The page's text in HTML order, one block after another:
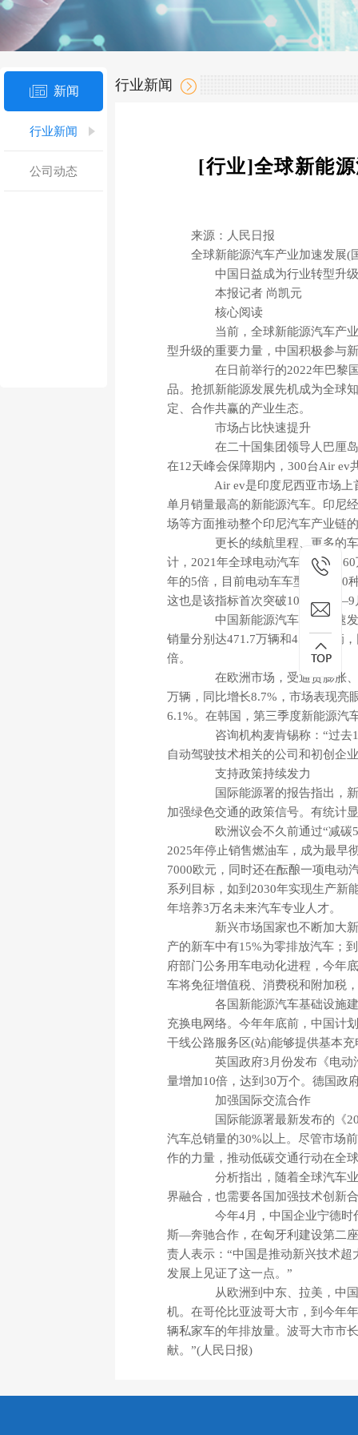
新闻
行业新闻
公司动态
行业新闻
[行业]全球新能
来源：人民日报
全球新能源汽车产业加速发展(
中国日益成为行业转型升级
本报记者 尚凯元
核心阅读
当前，全球新能源汽车产业
型升级的重要力量，中国积极参与
在日前举行的2022年巴黎国
品。抢抓新能源发展先机成为全球
定、合作共赢的产业生态。
市场占比快速提升
在二十国集团领导人巴厘岛
在12天峰会保障期内，300台Air ev
Air ev是印度尼西亚市场上首
单月销量最高的新能源汽车。印尼
场等方面推动整个印尼汽车产业链
更长的续航里程、更多的车
计，2021年全球电动汽车销量为
年的5倍，目前电动车车型约有450
这也是该指标首次突破100万；
中国新能源汽车产业快速发
销量分别达471.7万辆和456.7万辆
倍。
在欧洲市场，受通货膨胀、
万辆，同比增长8.7%，市场表现亮
6.1%。在韩国，第三季度新能源汽
咨询机构麦肯锡称：“过去
自动驾驶技术相关的公司和初创企
支持政策持续发力
国际能源署的报告指出，新
加强绿色交通的政策信号。有统计
欧洲议会不久前通过“减碳
2025年停止销售燃油车，成为最早
7000欧元，同时还在酝酿一项电动
系列目标，如到2030年实现生产新
年培养3万名未来汽车专业人才。
新兴市场国家也不断加大新
产的新车中有15%为零排放汽车；
府部门公务用车电动化进程，今年
车将免征增值税、消费税和附加税
各国新能源汽车基础设施建
充换电网络。今年年底前，中国计
干线公路服务区(站)能够提供基本充
英国政府3月份发布《电动汽
量增加10倍，达到30万个。德国政
加强国际交流合作
国际能源署最新发布的《
汽车总销量的30%以上。尽管市场
作的力量，推动低碳交通行动在全
分析指出，随着全球汽车业
界融合，也需要各国加强技术创新
今年4月，中国企业宁德时代
斯—奔驰合作，在匈牙利建设第二
责人表示：“中国是推动新兴技术
发展上见证了这一点。”
从欧洲到中东、拉美，中国
机。在哥伦比亚波哥大市，到今年
辆私家车的年排放量。波哥大市市
献。”(人民日报)